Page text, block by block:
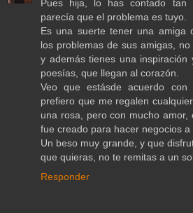
Pues hija, lo has contado
parecía que el problema es tuyo.
Es una suerte tener una amiga
los problemas de sus amigas,
y además tienes una
poesías, que llegan al corazón.
Veo que estásde acuerdo
prefiero que me regalen
una rosa, pero con mucho
fue creado para hacer negocios a
Un beso muy grande, y que
que quieras, no te remitas a un
Responder